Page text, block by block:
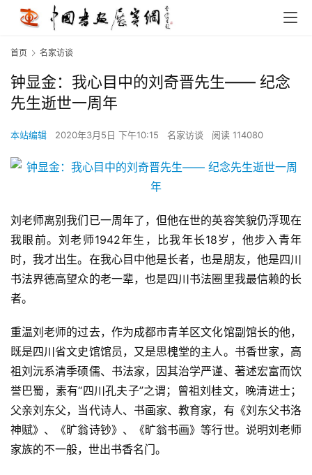
首页 名家访谈
钟显金：我心目中的刘奇晋先生—— 纪念
先生逝世一周年
本站编辑 2020年3月5日 下午10:15 名家访谈 阅读 114080
刘老师离别我们已一周年了，但他在世的英容笑貌仍浮现在
我眼前。刘老师1942年生，比我年长18岁，他步入青年
时，我才出生。在我心目中他是长者，也是朋友，他是四川
书法界德高望众的老一辈，也是四川书法圈里我最信赖的长
者。
重温刘老师的过去，作为成都市青羊区文化馆副馆长的他，
既是四川省文史馆馆员，又是思槐堂的主人。书香世家，高
祖刘沅系清季硕儒、书法家，因其治学严谨、著述宏富而饮
誉巴蜀，素有“四川孔夫子”之谓；曾祖刘桂文，晚清进士；
父亲刘东父，当代诗人、书画家、教育家，有《刘东父书洛
神赋》、《旷翁诗钞》、《旷翁书画》等行世。说明刘老师
家族的不一般，世出书香名门。